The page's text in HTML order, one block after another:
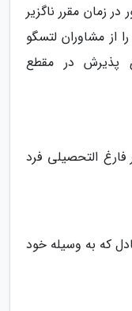
زمان مقرر ناگزیر
از مشاوران لتسگو
پذیرش در مقطع
فارغ التحصیلی فرد
که به وسیله خود